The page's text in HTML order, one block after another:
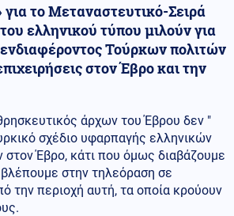
το Μεταναστευτικό-Σειρά
ελληνικού τύπου μιλούν για
Τούρκων πολιτών
στον Έβρο και την
άρχων του Έβρου δεν "
σχέδιο υφαρπαγής ελληνικών
στον Έβρο, κάτι που όμως διαβάζουμε
στην τηλεόραση σε
την περιοχή αυτή, τα οποία κρούουν